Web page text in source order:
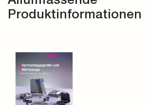
Produktinformationen